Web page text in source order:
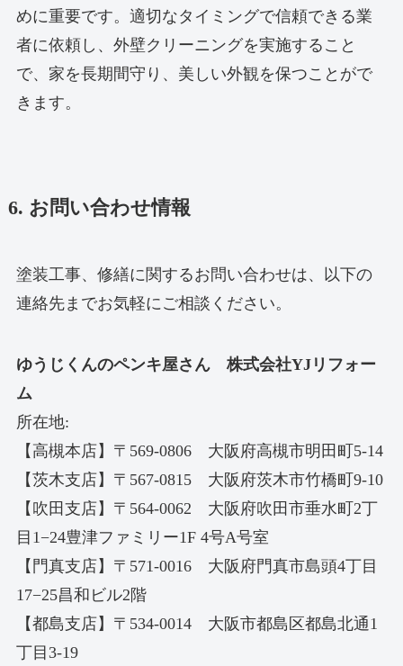
めに重要です。適切なタイミングで信頼できる業
者に依頼し、外壁クリーニングを実施すること
で、家を長期間守り、美しい外観を保つことがで
きます。
6. お問い合わせ情報
塗装工事、修繕に関するお問い合わせは、以下の
連絡先までお気軽にご相談ください。
ゆうじくんのペンキ屋さん 株式会社YJリフォー
ム
所在地:
【高槻本店】〒569-0806 大阪府高槻市明田町5-14
【茨木支店】〒567-0815 大阪府茨木市竹橋町9-10
【吹田支店】〒564-0062 大阪府吹田市垂水町2丁
目1−24豊津ファミリー1F 4号A号室
【門真支店】〒571-0016 大阪府門真市島頭4丁目
17−25昌和ビル2階
【都島支店】〒534-0014 大阪市都島区都島北通1
丁目3-19